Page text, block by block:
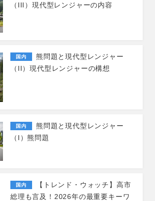
（III）現代型レンジャーの内容
国内
熊問題と現代型レンジャー
（II）現代型レンジャーの構想
国内
熊問題と現代型レンジャー
（I）熊問題
国内
【トレンド・ウォッチ】高市
総理も言及！2026年の最重要キーワ